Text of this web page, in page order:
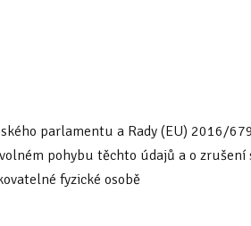
parlamentu a Rady (EU) 2016/
pohybu těchto údajů a o
fyzické osobě